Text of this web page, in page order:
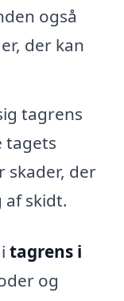
også
der kan
tagrens
skader, der
skidt.
tagrens i
og